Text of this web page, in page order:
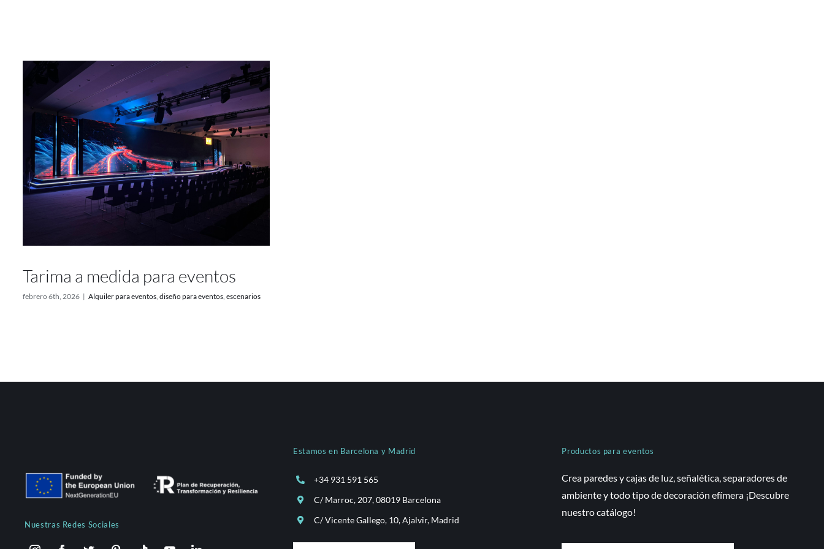
Tarima a medida para eventos
febrero 6th, 2026 | Alquiler para eventos, diseño para eventos, escenarios
Nuestras Redes Sociales
Estamos en Barcelona y Madrid
+34 931 591 565
C/ Marroc, 207, 08019 Barcelona
C/ Vicente Gallego, 10, Ajalvir, Madrid
Productos para eventos
Crea paredes y cajas de luz, señalética, separadores de
ambiente y todo tipo de decoración efímera ¡Descubre
nuestro catálogo!